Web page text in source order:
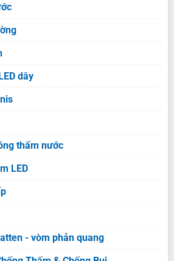
dây
thấm nước
LED
- vòm phản quang